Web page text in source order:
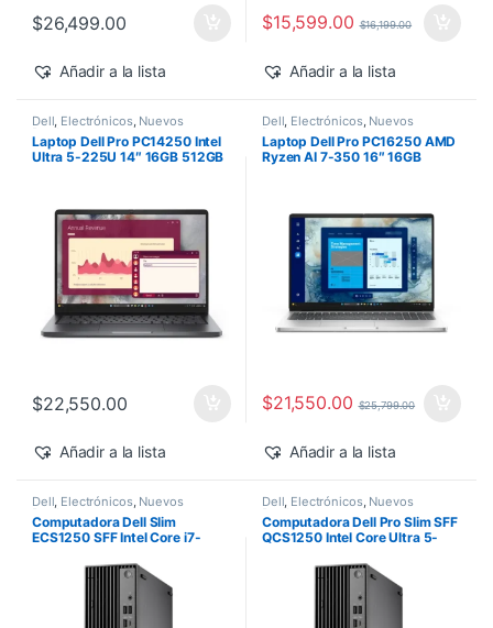
$26,499.00
Añadir a la lista
$15,599.00 $16,199.00
Añadir a la lista
Dell, Electrónicos, Nuevos
Productos
Laptop Dell Pro PC14250 Intel
Ultra 5-225U 14″ 16GB 512GB
$22,550.00
Añadir a la lista
Dell, Electrónicos, Nuevos
Productos
Laptop Dell Pro PC16250 AMD
Ryzen AI 7-350 16″ 16GB
$21,550.00 $25,799.00
Añadir a la lista
Dell Electrónicos, Nuevos
Productos
Computadora Dell Slim
ECS1250 SFF Intel Core i7-
Windows 11 Pro
Dell Electrónicos, Nuevos
Productos
Computadora Dell Pro Slim SFF
QCS1250 Intel Core Ultra 5-
Windows 11 Pro